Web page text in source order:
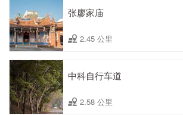
张廖家庙
2.45 公里
中科自行车道
2.58 公里